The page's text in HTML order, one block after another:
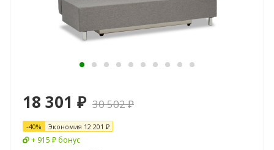
18 301 ₽ 30 502₽
-40% Экономия 12 201 ₽
+ 915 ₽ бонус